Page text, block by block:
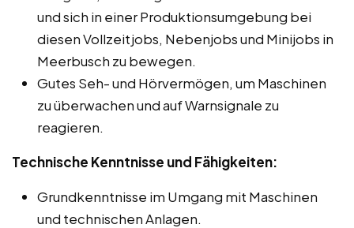
und sich in einer Produktionsumgebung bei
diesen Vollzeitjobs, Nebenjobs und Minijobs in
Meerbusch zu bewegen.
Gutes Seh- und Hörvermögen, um Maschinen
zu überwachen und auf Warnsignale zu
reagieren.
Technische Kenntnisse und Fähigkeiten:
Grundkenntnisse im Umgang mit Maschinen
und technischen Anlagen.